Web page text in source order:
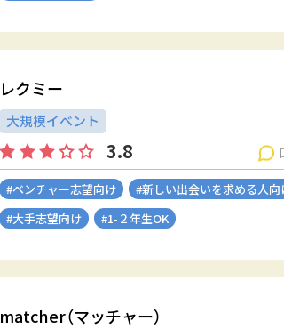
レクミー
大規模イベント
3.8
#ベンチャー志望向け
#新しい出会いを求める人向
#大手志望向け
#1-２年生OK
matcher（マッチャー）